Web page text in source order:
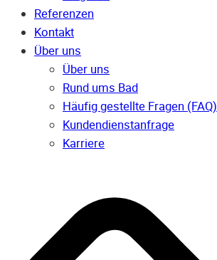
Referenzen
Kontakt
Über uns
Über uns
Rund ums Bad
Häufig gestellte Fragen (FAQ)
Kunden­dienst­anfrage
Karriere